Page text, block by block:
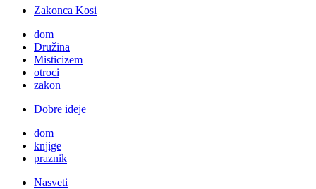
Zakonca Kosi
dom
Družina
Misticizem
otroci
zakon
Dobre ideje
dom
knjige
praznik
Nasveti